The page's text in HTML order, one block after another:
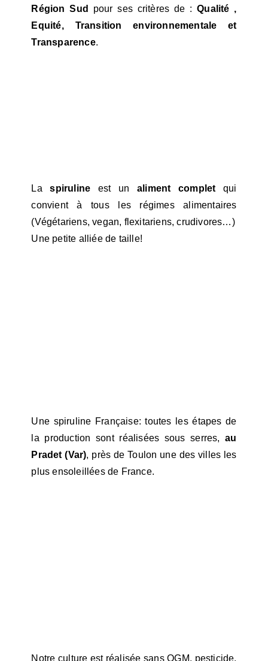
Région Sud
pour ses critères de :Qualité ,
Equité, Transition environnementale et
Transparence.
Laspiruline est un aliment complet qui
convient à tous les régimes alimentaires
(Végétariens, vegan, flexitariens, crudivores…)
Une petite alliée de taille!
Une spiruline Française: toutes les étapes de
la production sont réalisées sous serres,au
Pradet (Var), près de Toulon une des villes les
plus ensoleillées de France.
Notre culture est réalisée sans OGM, pesticide,